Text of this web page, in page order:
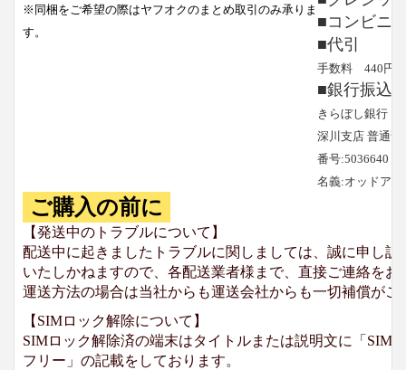
※同梱をご希望の際はヤフオクのまとめ取引のみ承りま
す。
■コンビニ
■代引
手数料 440円と
■銀行振込
きらぼし銀行
深川支店 普通預
番号:5036640
名義:オッドア
ご購入の前に
【発送中のトラブルについて】
配送中に起きましたトラブルに関しましては、誠に申し
いたしかねますので、各配送業者様まで、直接ご連絡を
運送方法の場合は当社からも運送会社からも一切補償がご
【SIMロック解除について】
SIMロック解除済の端末はタイトルまたは説明文に「SIM
フリー」の記載をしております。